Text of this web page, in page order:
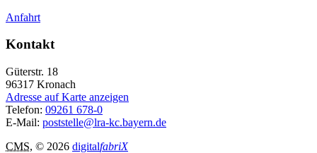
Anfahrt
Kontakt
Güterstr. 18
96317 Kronach
Adresse auf Karte anzeigen
Telefon: 09261 678-0
E-Mail: poststelle@lra-kc.bayern.de
CMS, © 2026 digitalfabriX